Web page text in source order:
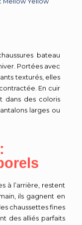
bateau
Portées avec
texturés, elles
En cuir
dans des coloris
larges ou
à l’arrière, restent
ils gagnent en
chaussettes fines
des alliés parfaits